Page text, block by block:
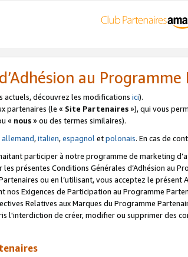
au
actuels, découvrez les modifications ici).
partenaires (le « Site Partenaires»), qui vous
« nous» ou des termes similaires).
allemand,italien,espagnoletpolonais. En cas de
participer à notre programme de marketing
présentes Conditions Générales d’Adhésion au
ou en l’utilisant, vous acceptez le présent
Exigences de Participation au Programme
Relatives aux Marques du Programme
l'interdiction de créer, modifier ou supprimer des